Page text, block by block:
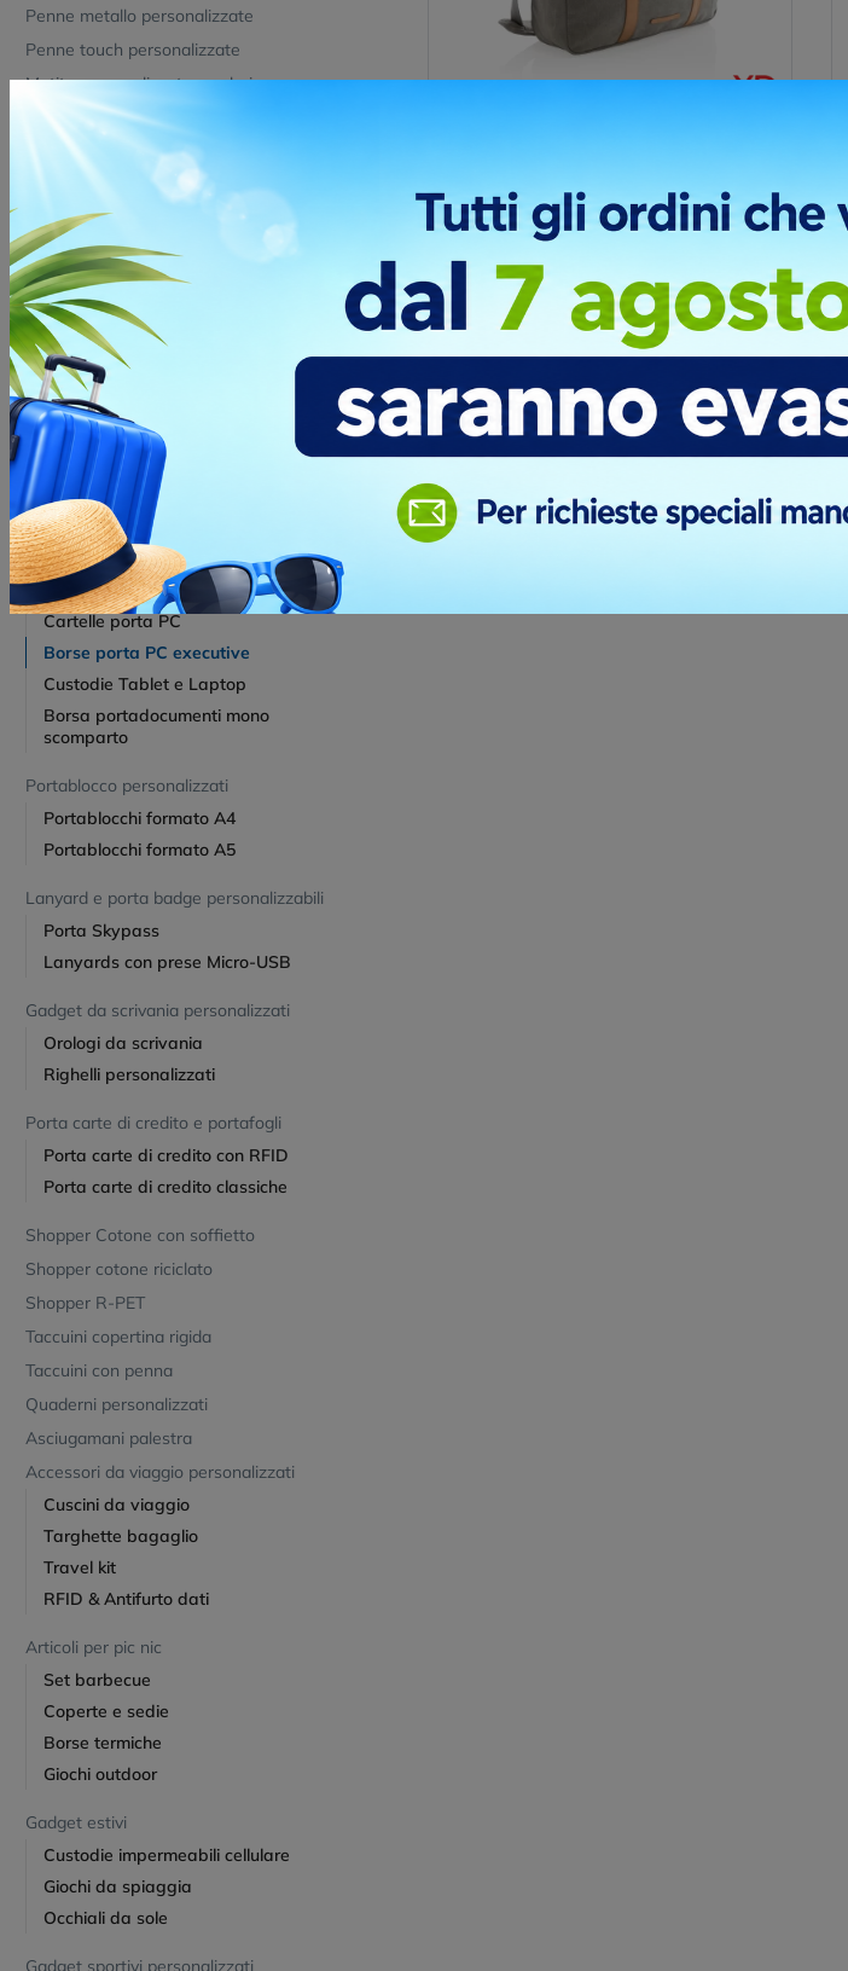
Penne metallo personalizzate
Penne touch personalizzate
Matite personalizzate e colori
Matite personalizzate
Matite infinite
Set colori bambini
Penne eleganti personalizzate
Parure penne
Portachiavi apribottiglia personalizzati
Portachiavi con luce led personalizzati
Portachiavi in metallo personalizzati
Portachiavi finder personalizzati
Portachiavi in legno personalizzati
Portachiavi multifunzione personalizzati
Portachiavi promozionali in PU e
metallo
Cartelle per congressi e
portadocumenti
Cartelle porta PC
Borse porta PC executive
Custodie Tablet e Laptop
Borsa portadocumenti mono
scomparto
Portablocco personalizzati
Portablocchi formato A4
Portablocchi formato A5
Lanyard e porta badge personalizzabili
Porta Skypass
Lanyards con prese Micro-USB
Gadget da scrivania personalizzati
Orologi da scrivania
Righelli personalizzati
Porta carte di credito e portafogli
Porta carte di credito con RFID
Porta carte di credito classiche
Shopper Cotone con soffietto
Shopper cotone riciclato
Shopper R-PET
Taccuini copertina rigida
Taccuini con penna
Quaderni personalizzati
Asciugamani palestra
Accessori da viaggio personalizzati
Cuscini da viaggio
Targhette bagaglio
Travel kit
RFID & Antifurto dati
Articoli per pic nic
Set barbecue
Coperte e sedie
Borse termiche
Giochi outdoor
Gadget estivi
Custodie impermeabili cellulare
Giochi da spiaggia
Occhiali da sole
Gadget sportivi personalizzati
Cod. P729.35
Se stai cercando una borsa per il tuo PC
scelta perfetta....
Materiale :
Canapa, PU
Dimensioni :
40 x 35 x 11.5 cm
60 Disponibilità limitata
€ 32,455 cad.